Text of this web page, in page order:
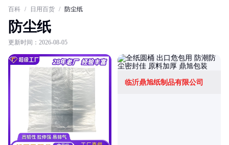
百科 / 日用百货 / 防尘纸
防尘纸
更新时间：2026-08-05
临沂鼎旭纸制品有限公司